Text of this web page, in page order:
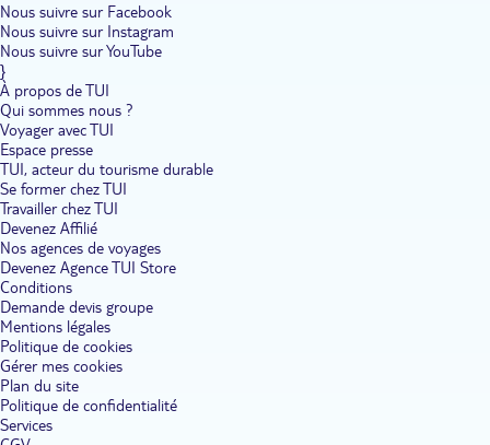
Nous suivre sur Facebook
Nous suivre sur Instagram
Nous suivre sur YouTube
}
À propos de TUI
Qui sommes nous ?
Voyager avec TUI
Espace presse
TUI, acteur du tourisme durable
Se former chez TUI
Travailler chez TUI
Devenez Affilié
Nos agences de voyages
Devenez Agence TUI Store
Conditions
Demande devis groupe
Mentions légales
Politique de cookies
Gérer mes cookies
Plan du site
Politique de confidentialité
Services